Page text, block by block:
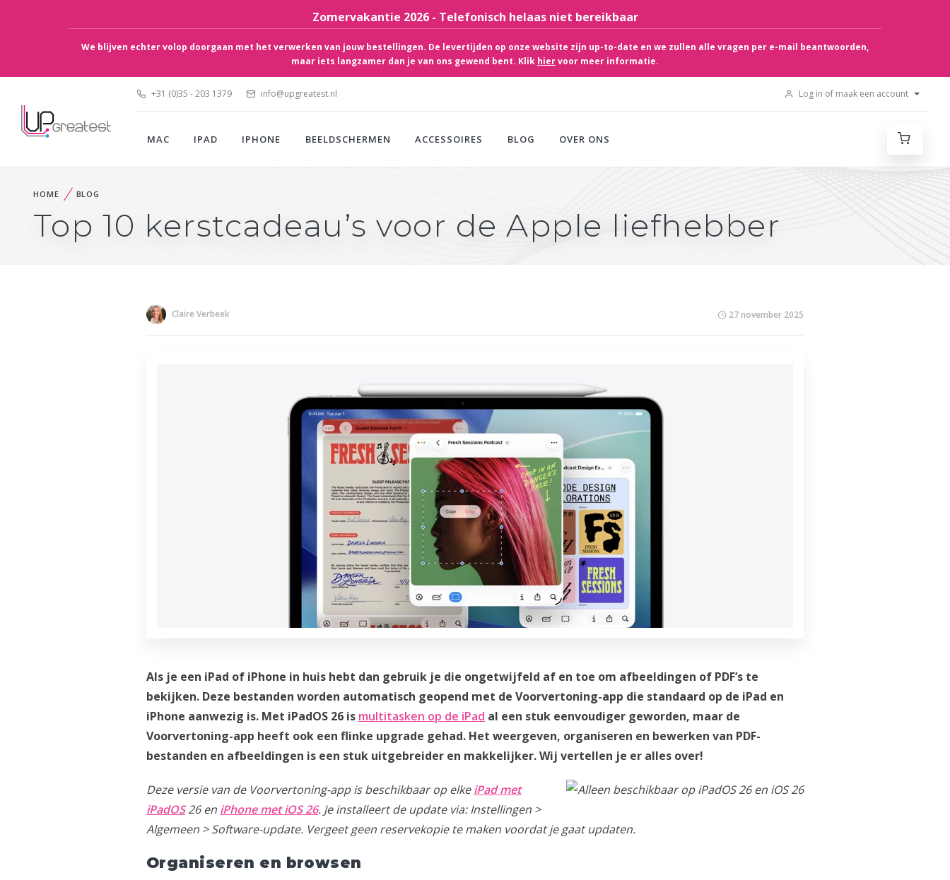
Zomervakantie 2026 - Telefonisch helaas niet bereikbaar
We blijven echter volop doorgaan met het verwerken van jouw bestellingen. De levertijden op onze website zijn up-to-date en we zullen alle vragen per e-mail beantwoorden,
maar iets langzamer dan je van ons gewend bent. Klik hiervoor meer informatie.
+31 (0)35 - 203 1379 info@upgreatest.nl Log in of maak een account
MAC IPAD IPHONE BEELDSCHERMEN ACCESSOIRES BLOG OVER ONS
HOME BLOG
Top 10 kerstcadeau’s voor de Apple liefhebber
Claire Verbeek 27 november 2025
Als je een iPad of iPhone in huis hebt dan gebruik je die ongetwijfeld af en toe om afbeeldingen of PDF’s te
bekijken. Deze bestanden worden automatisch geopend met de Voorvertoning-app die standaard op de iPad en
iPhone aanwezig is. Met iPadOS 26 is multitasken op de iPad al een stuk eenvoudiger geworden, maar de
Voorvertoning-app heeft ook een flinke upgrade gehad. Het weergeven, organiseren en bewerken van PDF-
bestanden en afbeeldingen is een stuk uitgebreider en makkelijker. Wij vertellen je er alles over!
Deze versie van de Voorvertoning-app is beschikbaar op elkeiPad met
iPadOS26 en iPhone met iOS 26. Je installeert de update via: Instellingen >
Algemeen > Software-update. Vergeet geen reservekopie te maken voordat je gaat updaten.
Organiseren en browsen